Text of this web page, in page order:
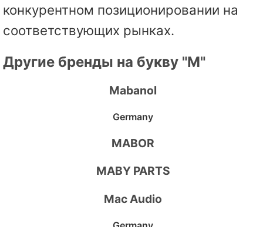
конкурентном позиционировании на
соответствующих рынках.
Другие бренды на букву "M"
Mabanol
Germany
MABOR
MABY PARTS
Mac Audio